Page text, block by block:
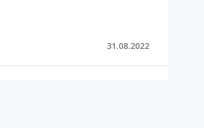
31.08.2022